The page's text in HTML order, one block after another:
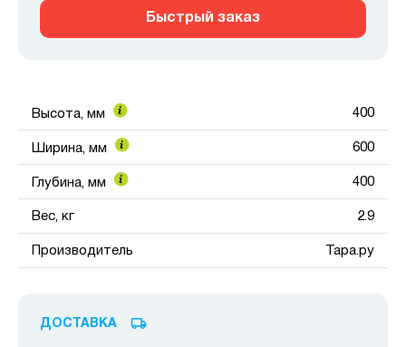
Быстрый заказ
Высота, мм 400
Ширина, мм 600
Глубина, мм 400
Вес, кг 2.9
Производитель Тара.ру
ДОСТАВКА